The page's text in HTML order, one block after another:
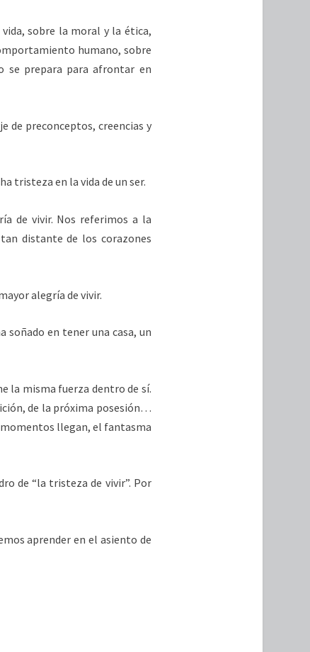
sobre la moral y la ética,
humano, sobre
se prepara para afrontar en
de preconceptos, creencias y
tristeza en la vida de un ser.
de vivir. Nos referimos a la
distante de los corazones
alegría de vivir.
soñado en tener una casa, un
la misma fuerza dentro de sí.
de la próxima posesión…
momentos llegan, el fantasma
de “la tristeza de vivir”. Por
aprender en el asiento de